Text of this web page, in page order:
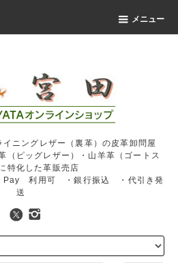
メニュー
ニングレザー（裏革）の皮革卸問屋
（ピッグレザー）・山羊革（ゴートス
特化した革販売店
利用可 ・銀行振込 ・代引き発
送